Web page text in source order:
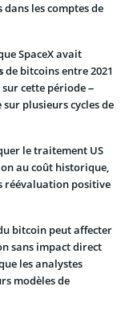
les comptes de
SpaceX avait
de bitcoins entre 2021
cette période –
plusieurs cycles de
le traitement US
au coût historique,
réévaluation positive
bitcoin peut affecter
sans impact direct
les analystes
modèles de